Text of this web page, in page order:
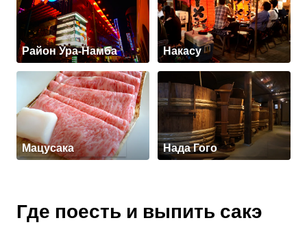
Район Ура-Намба Накасу
Мацусака Нада Гого
Где поесть и выпить сакэ